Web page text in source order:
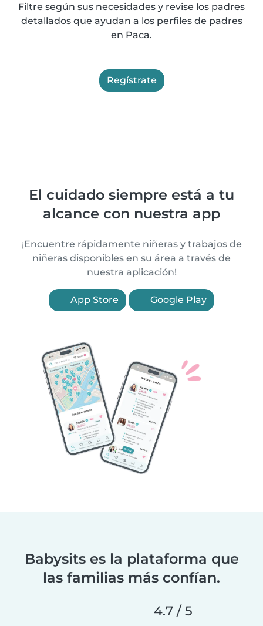
Filtre según sus necesidades y revise los padres
detallados que ayudan a los perfiles de padres
en Paca.
Regístrate
El cuidado siempre está a tu
alcance con nuestra app
¡Encuentre rápidamente niñeras y trabajos de
niñeras disponibles en su área a través de
nuestra aplicación!
App Store Google Play
Babysits es la plataforma que
las familias más confían.
4.7 / 5